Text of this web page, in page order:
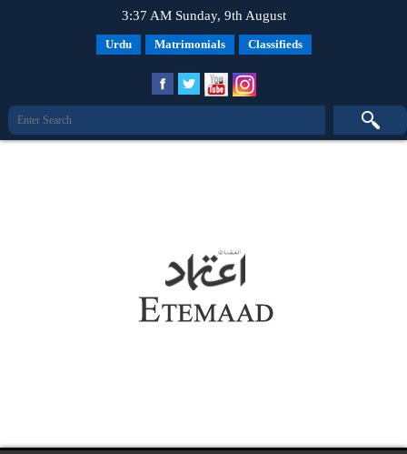
3:37 AM Sunday, 9th August
Urdu Matrimonials Classifieds